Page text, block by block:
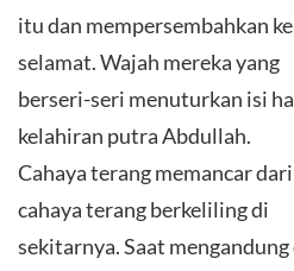
itu dan mempersembahkan
selamat. Wajah mereka yang
berseri-seri menuturkan isi
kelahiran putra Abdullah.
Cahaya terang memancar
cahaya terang berkeliling di
sekitarnya. Saat